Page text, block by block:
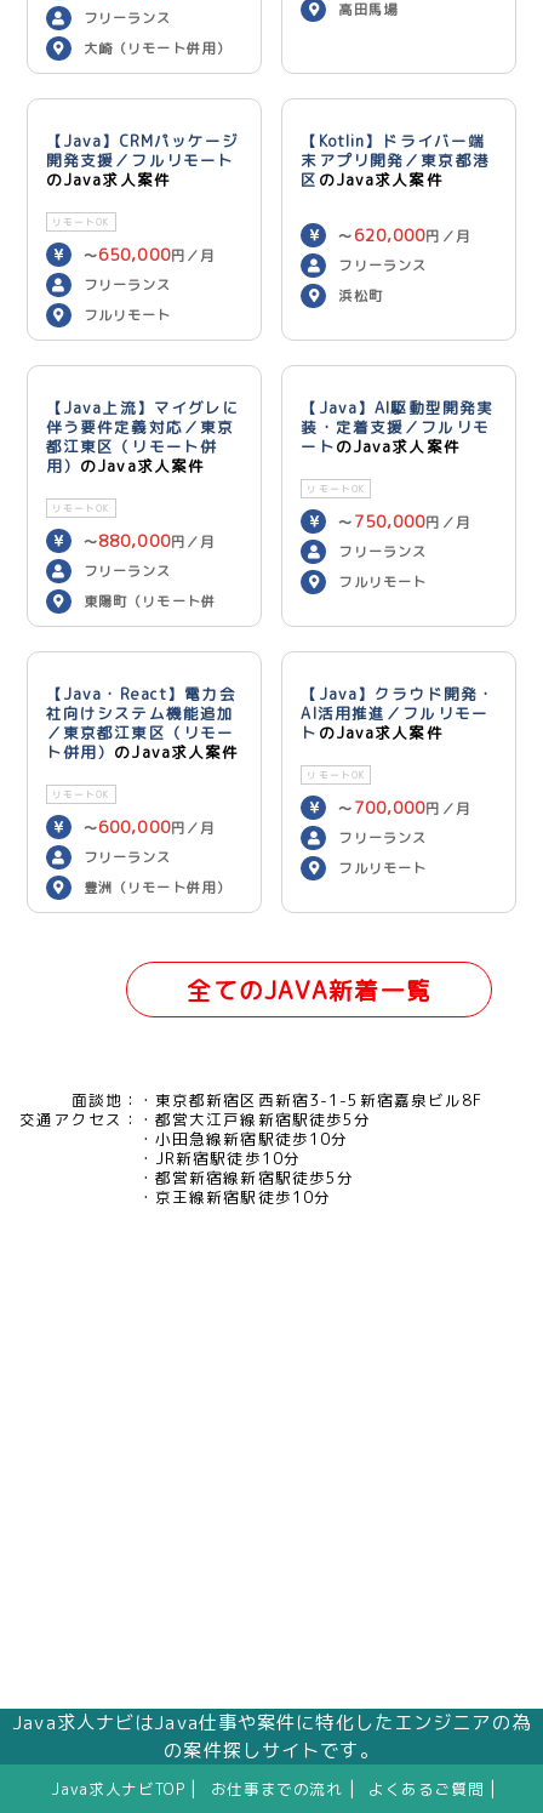
フリーランス
大崎（リモート併用）
高田馬場
【Java】CRMパッケージ
開発支援／フルリモート
のJava求人案件
リモートOK
〜650,000円／月
フリーランス
フルリモート
【Kotlin】ドライバー端
末アプリ開発／東京都港
区 のJava求人案件
〜 620,000円／月
フリーランス
浜松町
【Java上流】マイグレに
伴う要件定義対応／東京
都江東区（リモート併
用） のJava求人案件
リモートOK
〜880,000円／月
フリーランス
東陽町（リモート併
用）
【Java】AI駆動型開発実
装・定着支援／フルリモ
ートのJava求人案件
リモートOK
〜 750,000円／月
フリーランス
フルリモート
【Java・React】電力会
社向けシステム機能追加
／東京都江東区（リモー
ト併用） のJava求人案件
リモートOK
〜600,000円／月
フリーランス
豊洲（リモート併用）
【Java】クラウド開発・
AI活用推進／フルリモー
ト のJava求人案件
リモートOK
〜 700,000円／月
フリーランス
フルリモート
全てのJAVA新着一覧
面談地：
東京都新宿区西新宿3-1-5新宿嘉泉ビル8F
交通アクセス：
都営大江戸線新宿駅徒歩5分
小田急線新宿駅徒歩10分
JR新宿駅徒歩10分
都営新宿線新宿駅徒歩5分
京王線新宿駅徒歩10分
Java求人ナビはJava仕事や案件に特化したエンジニアの為
の案件探しサイトです。
Java求人ナビTOP お仕事までの流れ よくあるご質問